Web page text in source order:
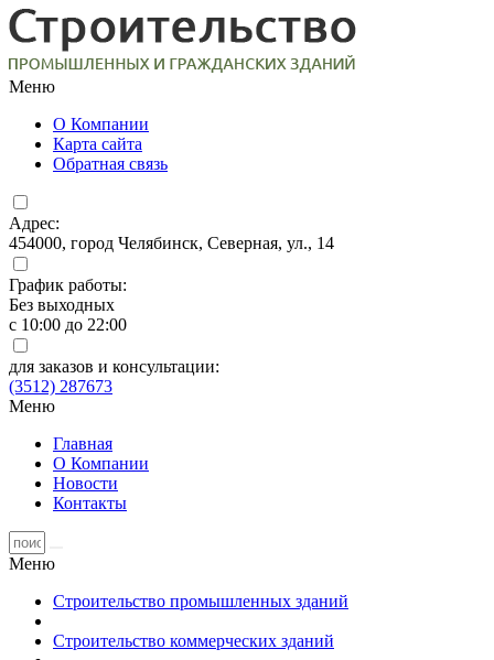
Меню
О Компании
Карта сайта
Обратная связь
Адрес:
454000, город Челябинск, Северная, ул., 14
График работы:
Без выходных
с 10:00 до 22:00
для заказов и консультации:
(3512) 287673
Меню
Главная
О Компании
Новости
Контакты
Меню
Строительство промышленных зданий
Строительство коммерческих зданий